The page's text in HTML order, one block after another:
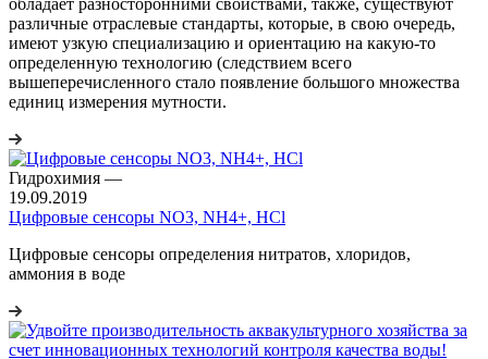
обладает разносторонними свойствами, также, существуют
различные отраслевые стандарты, которые, в свою очередь,
имеют узкую специализацию и ориентацию на какую-то
определенную технологию (следствием всего
вышеперечисленного стало появление большого множества
единиц измерения мутности.
Гидрохимия —
19.09.2019
Цифровые сенсоры NO3, NH4+, HCl
Цифровые сенсоры определения нитратов, хлоридов,
аммония в воде